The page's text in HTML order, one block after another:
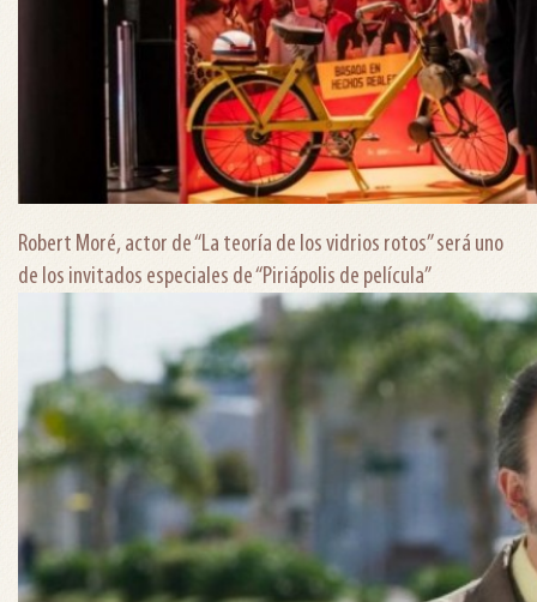
Robert Moré, actor de “La teoría de los vidrios rotos” será uno
de los invitados especiales de “Piriápolis de película”